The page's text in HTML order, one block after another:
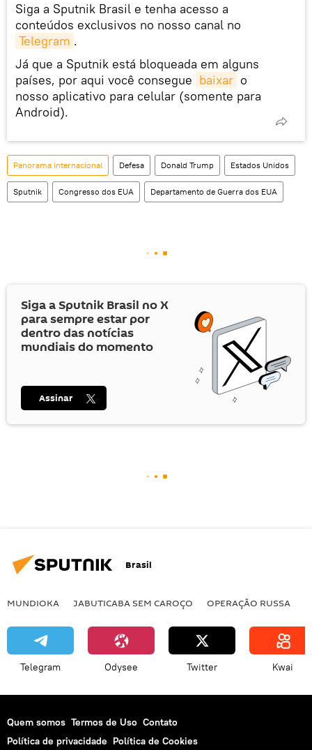
Siga a Sputnik Brasil e tenha acesso a
conteúdos exclusivos no nosso canal no
Telegram .
Já que a Sputnik está bloqueada em alguns
países, por aqui você consegue baixar o
nosso aplicativo para celular (somente para
Android).
Panorama internacional Defesa Donald Trump Estados Unidos
Sputnik Congresso dos EUA Departamento de Guerra dos EUA
Siga a Sputnik Brasil noX
para sempre estar por
dentro das notícias
mundiais do momento
Assinar
Brasil
MUNDIOKA JABUTICABA SEM CAROÇO OPERAÇÃO RUSSA
Telegram Odysee Twitter Kwai
Quem somos Termos de Uso Contato
Política de privacidade Política de Cookies